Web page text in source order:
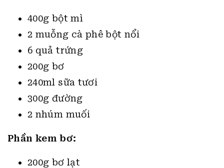
400g bột mì
2 muỗng cà phê bột nổi
6 quả trứng
200g bơ
240ml sữa tươi
300g đường
2 nhúm muối
Phần kem bơ:
200g bơ lạt